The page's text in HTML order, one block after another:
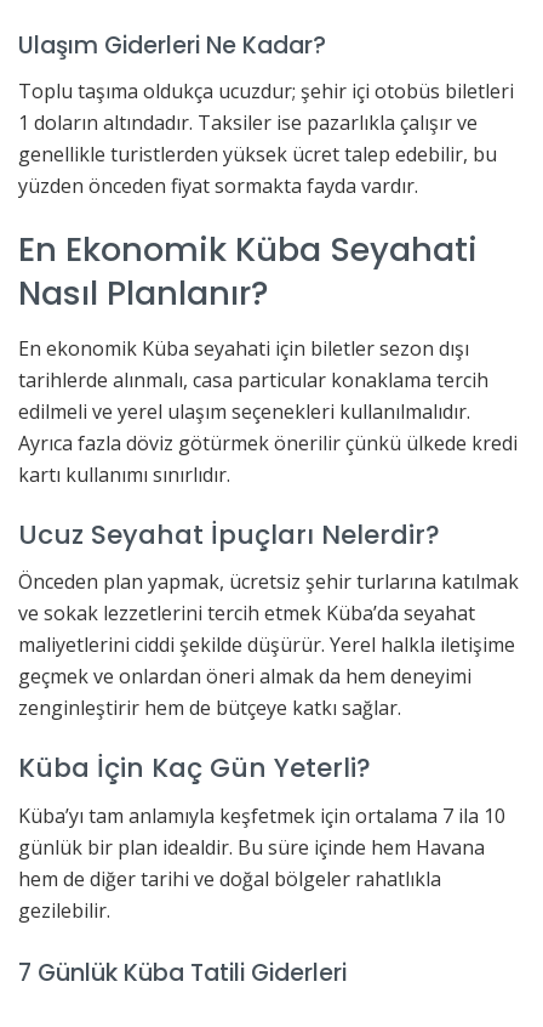
Ulaşım Giderleri Ne Kadar?
Toplu taşıma oldukça ucuzdur; şehir içi otobüs biletleri
1 doların altındadır. Taksiler ise pazarlıkla çalışır ve
genellikle turistlerden yüksek ücret talep edebilir, bu
yüzden önceden fiyat sormakta fayda vardır.
En Ekonomik Küba Seyahati
Nasıl Planlanır?
En ekonomik Küba seyahati için biletler sezon dışı
tarihlerde alınmalı, casa particular konaklama tercih
edilmeli ve yerel ulaşım seçenekleri kullanılmalıdır.
Ayrıca fazla döviz götürmek önerilir çünkü ülkede kredi
kartı kullanımı sınırlıdır.
Ucuz Seyahat İpuçları Nelerdir?
Önceden plan yapmak, ücretsiz şehir turlarına katılmak
ve sokak lezzetlerini tercih etmek Küba’da seyahat
maliyetlerini ciddi şekilde düşürür. Yerel halkla iletişime
geçmek ve onlardan öneri almak da hem deneyimi
zenginleştirir hem de bütçeye katkı sağlar.
Küba İçin Kaç Gün Yeterli?
Küba’yı tam anlamıyla keşfetmek için ortalama 7 ila 10
günlük bir plan idealdir. Bu süre içinde hem Havana
hem de diğer tarihi ve doğal bölgeler rahatlıkla
gezilebilir.
7 Günlük Küba Tatili Giderleri